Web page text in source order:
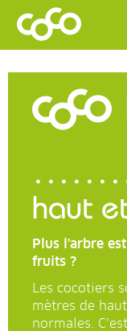
haut
Plus l'arbre
fruits ?
Les cocotiers
mètres de
normales.